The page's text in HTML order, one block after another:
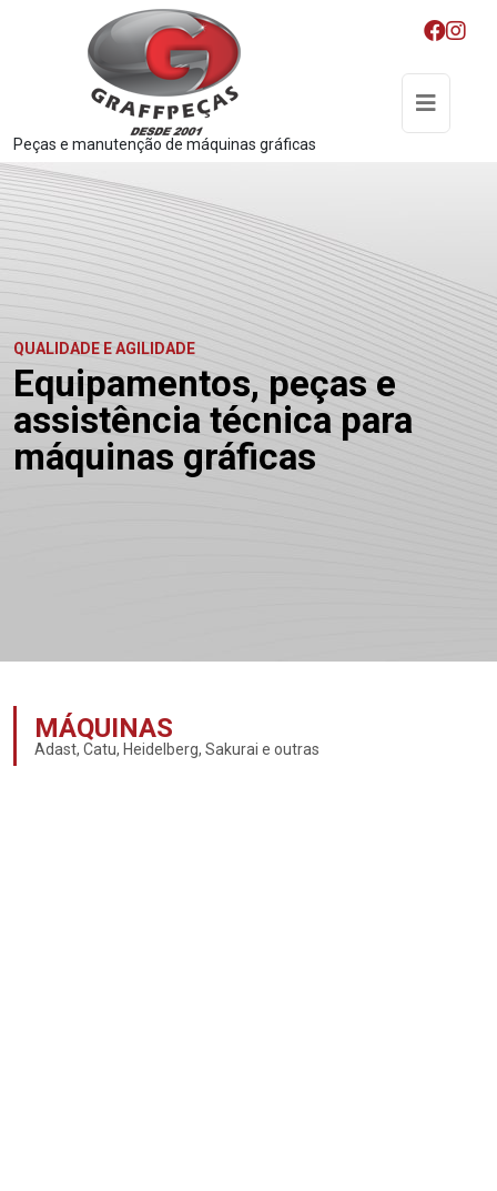
Peças e manutenção de máquinas gráficas
QUALIDADE E AGILIDADE
Equipamentos, peças e
assistência técnica para
máquinas gráficas
MÁQUINAS
Adast, Catu, Heidelberg, Sakurai e outras